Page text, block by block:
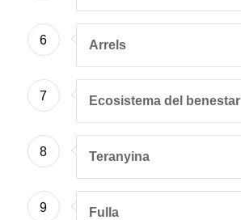
6 Arrels
7 Ecosistema del benestar
8 Teranyina
9 Fulla